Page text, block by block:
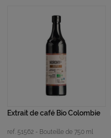
Extrait de café Bio Colombie
ref. 51562 - Bouteille de 750 ml